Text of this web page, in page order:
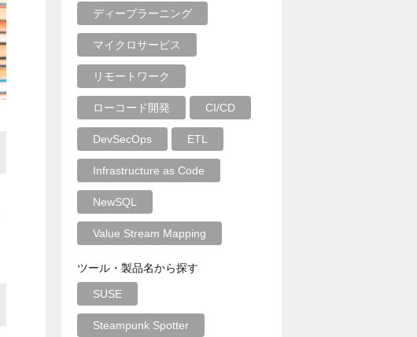
ディープラーニング
マイクロサービス
リモートワーク
ローコード開発 CI/CD
DevSecOps ETL
Infrastructure as Code
NewSQL
Value Stream Mapping
ツール・製品名から探す
SUSE
Steampunk Spotter